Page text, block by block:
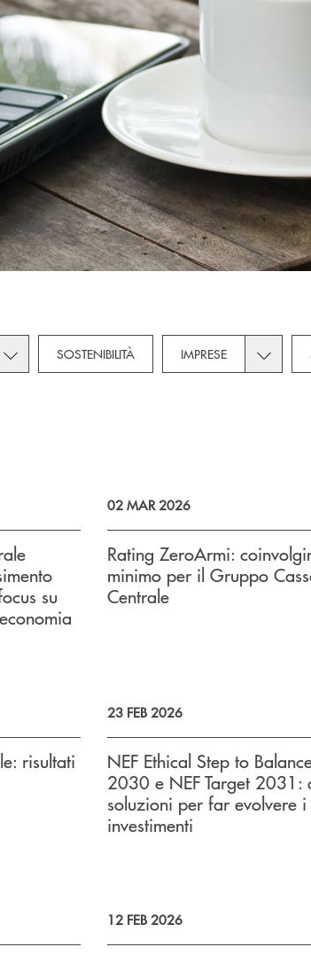
dropdown for Novità
Toggle subcategories dropdown for Privati
SOSTENIBILITÀ IMPRESE Toggle
su
02 MAR 2026
Rating ZeroArmi:
minimo per il Gruppo
Centrale
risultati
23 FEB 2026
NEF Ethical Step to
2030 e NEF Target 2031:
soluzioni per far evolvere i
investimenti
12 FEB 2026